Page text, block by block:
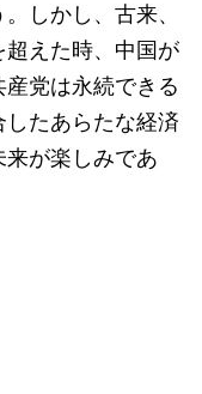
しかし、古来、
えた時、中国が
党は永続できる
たあらたな経済
が楽しみであ